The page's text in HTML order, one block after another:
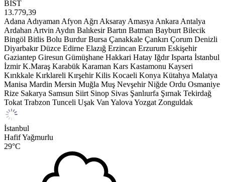
BIST
13.779,39
Adana Adıyaman Afyon Ağrı Aksaray Amasya Ankara Antalya
Ardahan Artvin Aydın Balıkesir Bartın Batman Bayburt Bilecik
Bingöl Bitlis Bolu Burdur Bursa Çanakkale Çankırı Çorum Denizli
Diyarbakır Düzce Edirne Elazığ Erzincan Erzurum Eskişehir
Gaziantep Giresun Gümüşhane Hakkari Hatay Iğdır Isparta İstanbul
İzmir K.Maraş Karabük Karaman Kars Kastamonu Kayseri
Kırıkkale Kırklareli Kırşehir Kilis Kocaeli Konya Kütahya Malatya
Manisa Mardin Mersin Muğla Muş Nevşehir Niğde Ordu Osmaniye
Rize Sakarya Samsun Siirt Sinop Sivas Şanlıurfa Şırnak Tekirdağ
Tokat Trabzon Tunceli Uşak Van Yalova Yozgat Zonguldak
İstanbul
Hafif Yağmurlu
29°C